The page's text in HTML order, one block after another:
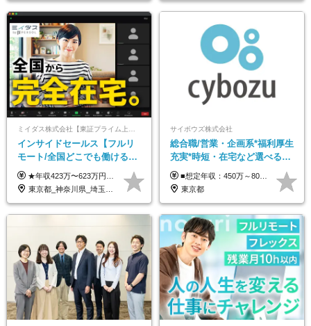
インサイドセールス【フルリ
モート/全国どこでも働ける】
未経験OK*土日祝休み*残業少
なめ*在宅勤務手当あり
★年収423万〜623万円のモデルあり（想定時間外手当10時間分含む） ★半年に一度ドカンと支給のボーナスあり（半年に1度最大150万円） 月給25万円〜＋各種手当＋インセンティブ ＊リモートワーク手当（4000円/月） ＊リモートワーク一時金（1万5000円） ＊残業手当全額支給 ※経験・スキルにより月給を決定します ※試用期間：2ヵ月あり。期間中の雇用形態・給与・待遇に変更はありません 《頑張りはインセンティブとして還元！》 当社は5段階の評価制度を導入。 半期に1回の評価で最高ランク（5点）を獲得したメンバーには、 150万円のインセンティブを支給！ これが半年に一度のインセンティブとして支給されるため、 成果を出した分だけまとまった収入を得られる仕組みです。 【固定残業代について】 なし（残業代は、実際の労働時間に応じて別途全額支給）
東京都_神奈川県_埼玉県_千葉県_大阪府_愛知県_北海道_青森県_岩手県_宮城県_秋田県_山形県_福島県_茨城県_栃木県_群馬県_新潟県_山梨県_長野県_富山県_石川県_福井県_静岡県_岐阜県_三重県_兵庫県_京都府_滋賀県_奈良県_和歌山県_広島県_岡山県_鳥取県_島根県_山口県_徳島県_香川県_愛媛県_高知県_福岡県_熊本県_佐賀県_長崎県_大分県_宮崎県_鹿児島県_沖縄県
サイボウズ株式会社
総合職/営業・企画系*福利厚生
充実*時短・在宅など選べる働
き方*賞与年2回
■想定年収：450万～800万円（基本給12ヶ月分＋賞与2ヶ月分） ※上記想定年収はフルタイムの働き方を想定しています。 それ以外の働き方（勤務日数、時短、固定残業時間数の変更など）の場合 上記想定年収の支給を確約するものではありません ※賞与は全社の業績に応じて変動の可能性があります ※ご経験・スキルを考慮のうえ、当社規定により優遇します （試用期間3ヶ月有/給与・待遇に差異なし） ■昇給年1回 ■賞与年2回（2月・8月）
東京都